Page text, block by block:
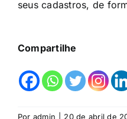
seus cadastros, de
Compartilhe
Por admin 20 de abril de